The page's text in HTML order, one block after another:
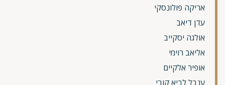
אריקה פולונסקי
עדן דיאב
אולגה יסקייב
אליאב רוימי
אופיר אלקיים
ענבל לביא קובי